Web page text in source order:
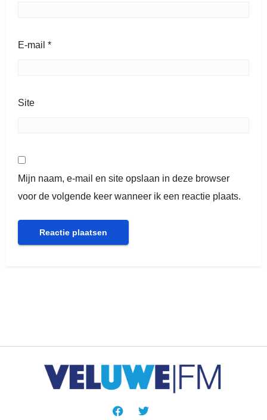
E-mail *
Site
Mijn naam, e-mail en site opslaan in deze browser
voor de volgende keer wanneer ik een reactie plaats.